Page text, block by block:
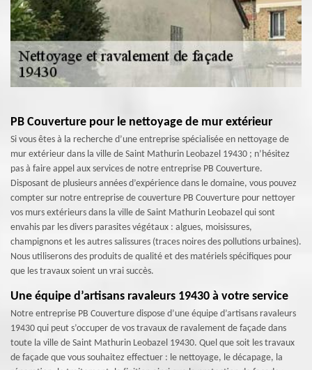
PB Couverture pour le nettoyage de mur extérieur
Si vous êtes à la recherche d’une entreprise spécialisée en nettoyage de
mur extérieur dans la ville de Saint Mathurin Leobazel 19430 ; n’hésitez
pas à faire appel aux services de notre entreprise PB Couverture.
Disposant de plusieurs années d’expérience dans le domaine, vous pouvez
compter sur notre entreprise de couverture PB Couverture pour nettoyer
vos murs extérieurs dans la ville de Saint Mathurin Leobazel qui sont
envahis par les divers parasites végétaux : algues, moisissures,
champignons et les autres salissures (traces noires des pollutions urbaines).
Nous utiliserons des produits de qualité et des matériels spécifiques pour
que les travaux soient un vrai succès.
Une équipe d’artisans ravaleurs 19430 à votre service
Notre entreprise PB Couverture dispose d’une équipe d’artisans ravaleurs
19430 qui peut s’occuper de vos travaux de ravalement de façade dans
toute la ville de Saint Mathurin Leobazel 19430. Quel que soit les travaux
de façade que vous souhaitez effectuer : le nettoyage, le décapage, la